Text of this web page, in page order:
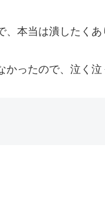
本当は潰したくあ
ったので、泣く泣